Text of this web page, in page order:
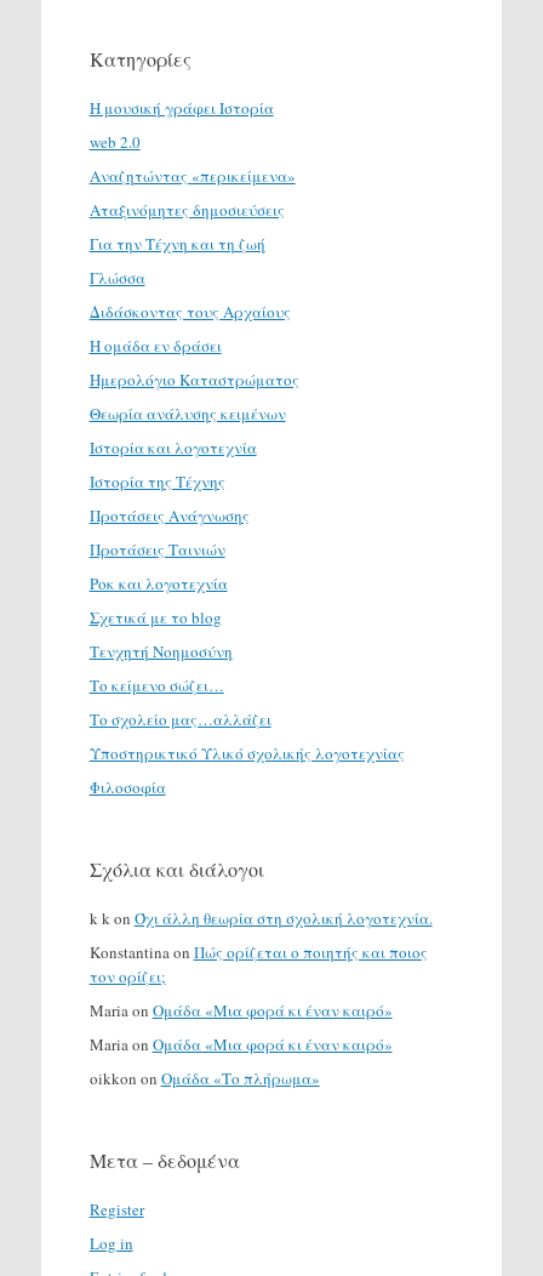
Κατηγορίες
H μουσική γράφει Ιστορία
web 2.0
Αναζητώντας «περικείμενα»
Αταξινόμητες δημοσιεύσεις
Για την Τέχνη και τη ζωή
Γλώσσα
Διδάσκοντας τους Αρχαίους
Η ομάδα εν δράσει
Ημερολόγιο Καταστρώματος
Θεωρία ανάλυσης κειμένων
Ιστορία και λογοτεχνία
Ιστορία της Τέχνης
Προτάσεις Ανάγνωσης
Προτάσεις Ταινιών
Ροκ και λογοτεχνία
Σχετικά με το blog
Τενχητή Νοημοσύνη
Το κείμενο σώζει…
Το σχολείο μας…αλλάζει
Υποστηρικτικό Υλικό σχολικής λογοτεχνίας
Φιλοσοφία
Σχόλια και διάλογοι
k kon Όχι άλλη θεωρία στη σχολική λογοτεχνία.
Konstantinaon Πώς ορίζεται ο ποιητής και ποιος
τον ορίζει;
Mariaon Ομάδα «Μια φορά κι έναν καιρό»
Mariaon Ομάδα «Μια φορά κι έναν καιρό»
oikkon on Ομάδα «Το πλήρωμα»
Μετα – δεδομένα
Register
Log in